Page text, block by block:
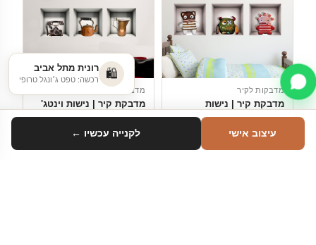
מדבקות לקיר
מדבקת קיר | נישות
צעצועים מפלצתיים
מדבקות לקיר
מדבקת קיר | נישות וינטג'
עיצוב אישי לקנייה עכשיו ←
🛍️ רונית מתל אביב
רכשה: טפט ג׳ונגל טרופי